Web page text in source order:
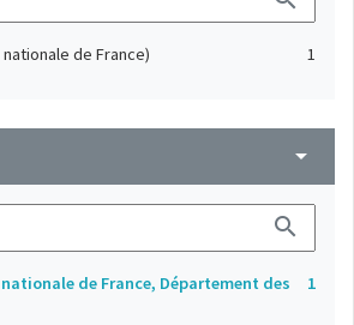
de France) 1
arrow_drop_down
search
de France, Département des
1